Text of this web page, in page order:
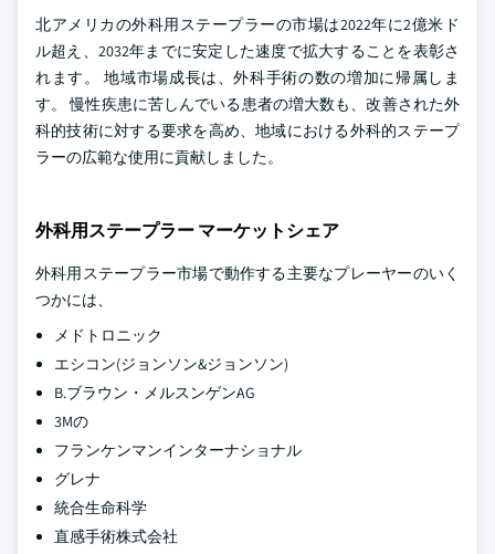
北アメリカの外科用ステープラーの市場は2022年に2億米ド
ル超え、2032年までに安定した速度で拡大することを表彰さ
れます。 地域市場成長は、外科手術の数の増加に帰属しま
す。 慢性疾患に苦しんでいる患者の増大数も、改善された外
科的技術に対する要求を高め、地域における外科的ステープ
ラーの広範な使用に貢献しました。
外科用ステープラー マーケットシェア
外科用ステープラー市場で動作する主要なプレーヤーのいく
つかには、
メドトロニック
エシコン(ジョンソン&ジョンソン)
B.ブラウン・メルスンゲンAG
3Mの
フランケンマンインターナショナル
グレナ
統合生命科学
直感手術株式会社